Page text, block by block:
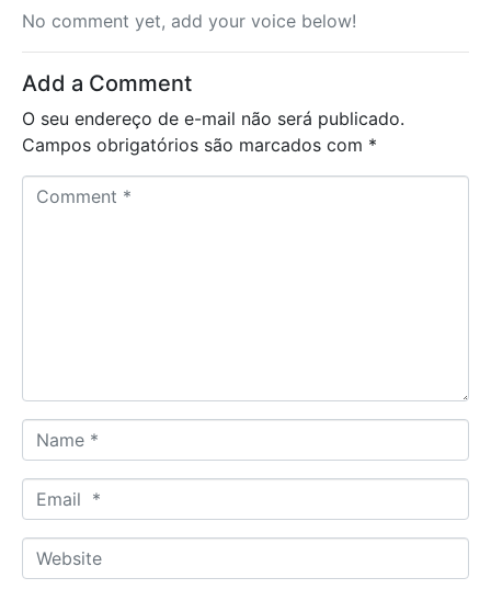
No comment yet, add your voice below!
Add a Comment
O seu endereço de e-mail não será publicado.
Campos obrigatórios são marcados com *
a
m
*
m
aW
e